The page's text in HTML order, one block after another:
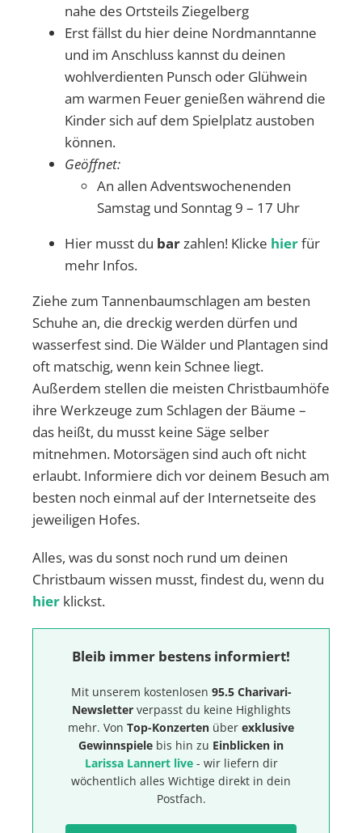
nahe des Ortsteils Ziegelberg
Erst fällst du hier deine Nordmanntanne
und im Anschluss kannst du deinen
wohlverdienten Punsch oder Glühwein
am warmen Feuer genießen während die
Kinder sich auf dem Spielplatz austoben
können.
Geöffnet:
An allen Adventswochenenden
Samstag und Sonntag 9 – 17 Uhr
Hier musst du barzahlen! Klicke hierfür
mehr Infos.
Ziehe zum Tannenbaumschlagen am besten
Schuhe an, die dreckig werden dürfen und
wasserfest sind. Die Wälder und Plantagen sind
oft matschig, wenn kein Schnee liegt.
Außerdem stellen die meisten Christbaumhöfe
ihre Werkzeuge zum Schlagen der Bäume –
das heißt, du musst keine Säge selber
mitnehmen. Motorsägen sind auch oft nicht
erlaubt. Informiere dich vor deinem Besuch am
besten noch einmal auf der Internetseite des
jeweiligen Hofes.
Alles, was du sonst noch rund um deinen
Christbaum wissen musst, findest du, wenn du
hier klickst.
Bleib immer bestens informiert!
Mit unserem kostenlosen 95.5 Charivari-
Newsletterverpasst du keine Highlights
mehr. Von Top-Konzerten über exklusive
Gewinnspiele bis hin zu Einblicken in
Larissa Lannert live- wir liefern dir
wöchentlich alles Wichtige direkt in dein
Postfach.